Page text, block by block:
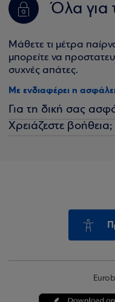
Όλα για
Μάθετε τι μέτρα
μπορείτε να
συχνές απάτες.
Με ενδιαφέρει η
Για τη δική σας
Χρειάζεστε βοήθεια;